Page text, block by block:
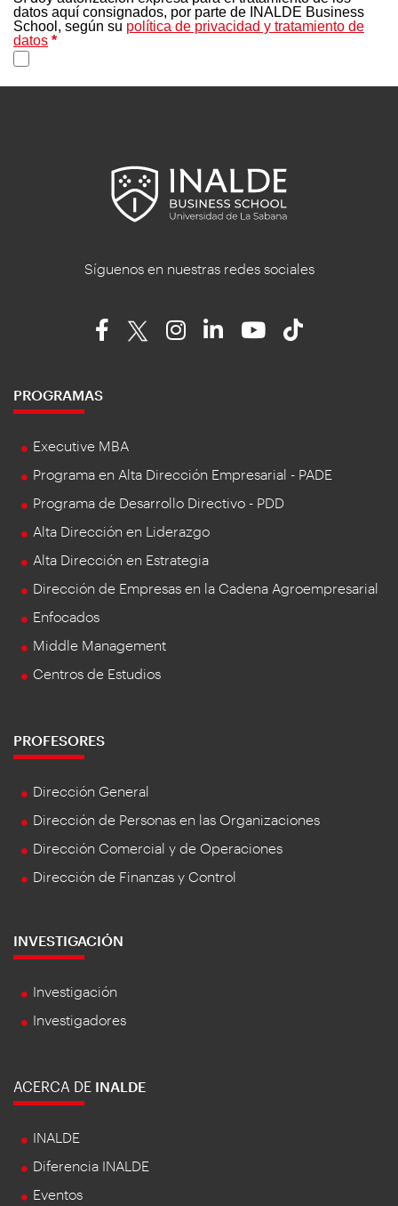
Síguenos en nuestras redes sociales
PROGRAMAS
Executive MBA
Programa en Alta Dirección Empresarial - PADE
Programa de Desarrollo Directivo - PDD
Alta Dirección en Liderazgo
Alta Dirección en Estrategia
Dirección de Empresas en la Cadena Agroempresarial
Enfocados
Middle Management
Centros de Estudios
PROFESORES
Dirección General
Dirección de Personas en las Organizaciones
Dirección Comercial y de Operaciones
Dirección de Finanzas y Control
INVESTIGACIÓN
Investigación
Investigadores
ACERCA DE INALDE
INALDE
Diferencia INALDE
Eventos